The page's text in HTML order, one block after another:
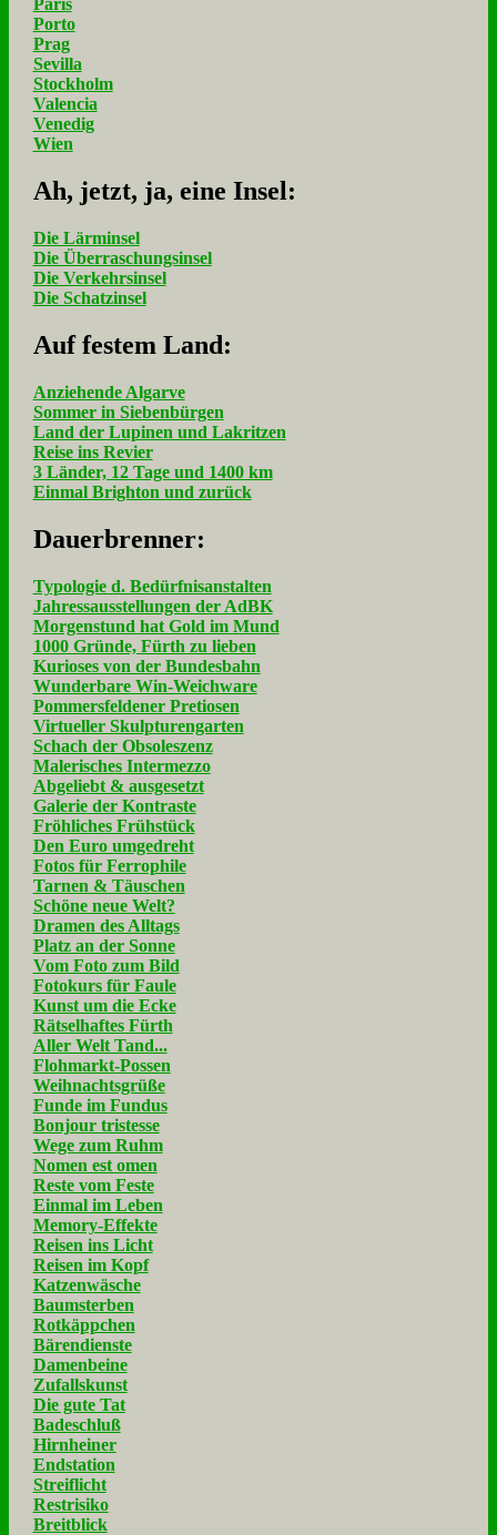
Paris
Porto
Prag
Sevilla
Stockholm
Valencia
Venedig
Wien
Ah, jetzt, ja, ei­ne In­sel:
Die Lärminsel
Die Überraschungsinsel
Die Verkehrsinsel
Die Schatzinsel
Auf fe­stem Land:
Anziehende Algarve
Sommer in Siebenbürgen
Land der Lupinen und Lakritzen
Reise ins Revier
3 Länder, 12 Tage und 1400 km
Einmal Brighton und zurück
Dau­er­bren­ner:
Typologie d. Bedürfnisanstalten
Jahressausstellungen der AdBK
Morgenstund hat Gold im Mund
1000 Gründe, Fürth zu lieben
Kurioses von der Bundesbahn
Wunderbare Win-Weichware
Pommersfeldener Pretiosen
Virtueller Skulpturengarten
Schach der Obsoleszenz
Malerisches Intermezzo
Abgeliebt & ausgesetzt
Galerie der Kontraste
Fröhliches Frühstück
Den Euro umgedreht
Fotos für Ferrophile
Tarnen & Täuschen
Schöne neue Welt?
Dramen des Alltags
Platz an der Sonne
Vom Foto zum Bild
Fotokurs für Faule
Kunst um die Ecke
Rätselhaftes Fürth
Aller Welt Tand...
Flohmarkt-Possen
Weihnachtsgrüße
Funde im Fundus
Bonjour tristesse
Wege zum Ruhm
Nomen est omen
Reste vom Feste
Einmal im Leben
Memory-Effekte
Reisen ins Licht
Reisen im Kopf
Katzenwäsche
Baumsterben
Rotkäppchen
Bärendienste
Damenbeine
Zufallskunst
Die gute Tat
Badeschluß
Hirnheiner
Endstation
Streiflicht
Restrisiko
Breitblick